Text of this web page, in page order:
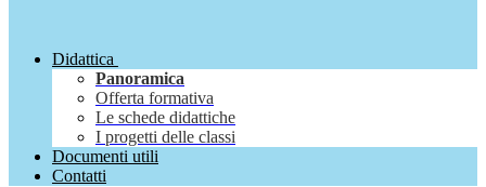
Didattica
Panoramica
Offerta formativa
Le schede didattiche
I progetti delle classi
Documenti utili
Contatti